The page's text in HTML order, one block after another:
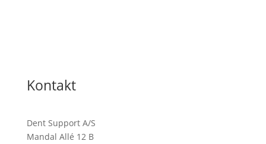
Kontakt
Dent Support A/S
Mandal Allé 12 B